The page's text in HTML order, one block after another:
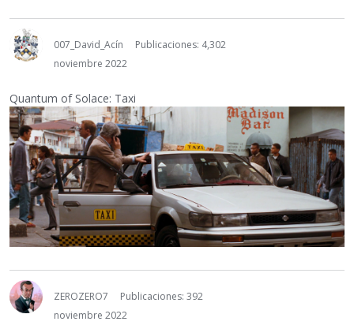
007_David_Acín
Publicaciones: 4,302
noviembre 2022
Quantum of Solace: Taxi
ZEROZERO7
Publicaciones: 392
noviembre 2022